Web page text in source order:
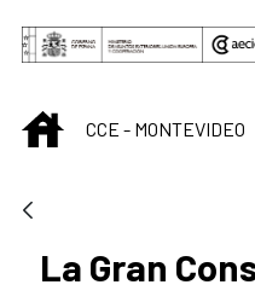
Skip to Main Content
INICIOCCE - MONTEVIDEO
La Gran